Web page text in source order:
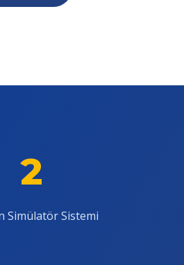
2
Simülatör Sistemi